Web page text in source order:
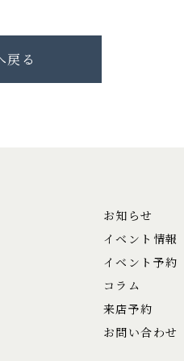
戻る
お知らせ
イベント情報
イベント予約
コラム
来店予約
お問い合わせ